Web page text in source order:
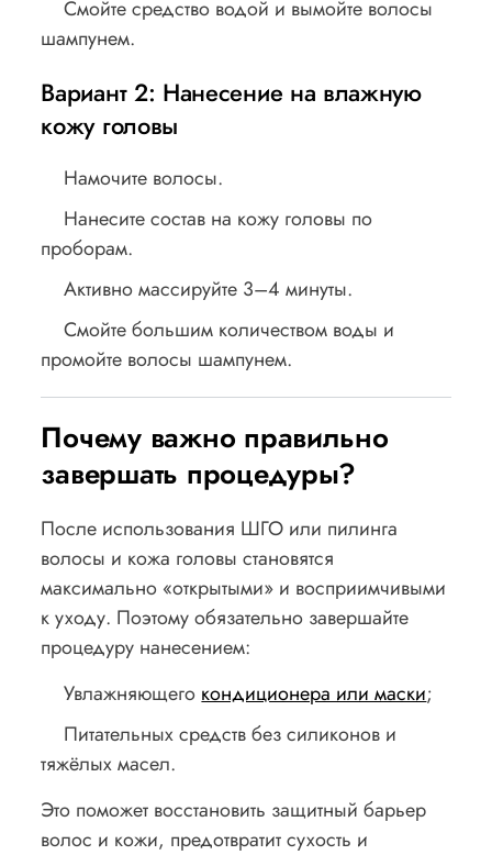
Смойте средство водой и вымойте волосы
шампунем.
Вариант 2: Нанесение на влажную
кожу головы
Намочите волосы.
Нанесите состав на кожу головы по
проборам.
Активно массируйте 3–4 минуты.
Смойте большим количеством воды и
промойте волосы шампунем.
Почему важно правильно
завершать процедуры?
После использования ШГО или пилинга
волосы и кожа головы становятся
максимально «открытыми» и восприимчивыми
к уходу. Поэтому обязательно завершайте
процедуру нанесением:
Увлажняющего кондиционера или маски;
Питательных средств без силиконов и
тяжёлых масел.
Это поможет восстановить защитный барьер
волос и кожи, предотвратит сухость и